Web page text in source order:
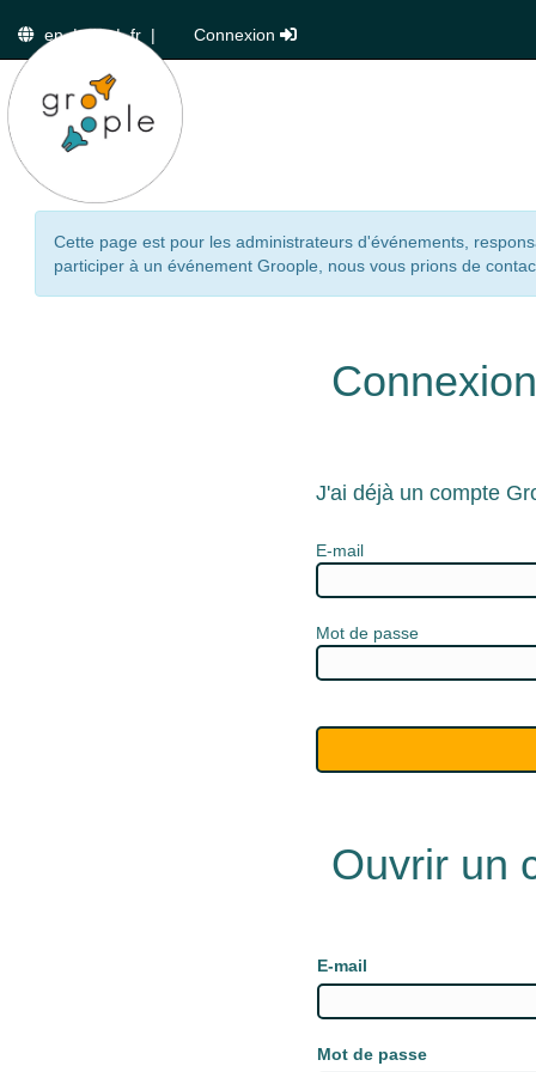
en|de|fr | Connexion
Cette page est pour les administrateurs d'événements,
participer à un événement Groople, nous vous prions de
Connexion
J'ai déjà un compte
E-mail
Mot de passe
Ouvrir un
E-mail
Mot de passe